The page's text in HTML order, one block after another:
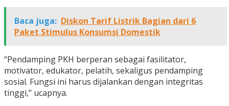
Baca juga: Diskon Tarif Listrik Bagian dari 6
Paket Stimulus Konsumsi Domestik
“Pendamping PKH berperan sebagai fasilitator,
motivator, edukator, pelatih, sekaligus pendamping
sosial. Fungsi ini harus dijalankan dengan integritas
tinggi,” ucapnya.